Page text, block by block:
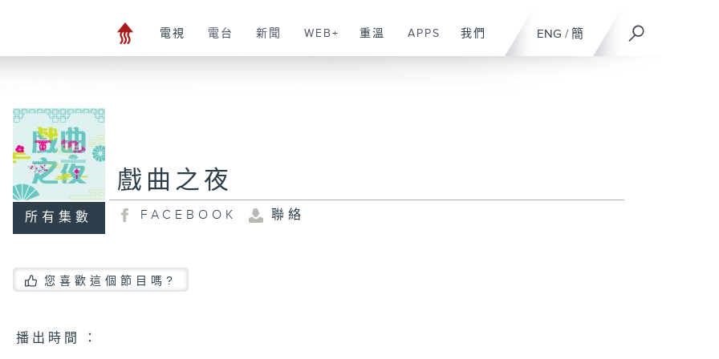
ENG / 簡
電視 電台 新聞 WEB+ 重溫 APPS 我們
所有集數
戲曲之夜
FACEBOOK 聯絡
您喜歡這個節目嗎?
播 出 時 間 ：